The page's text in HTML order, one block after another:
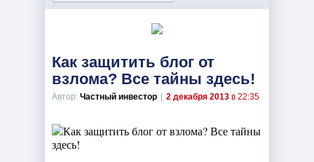
Как защитить блог от
взлома? Все тайны здесь!
Автор: Частный инвестор 2 декабря 2013 в 22:35